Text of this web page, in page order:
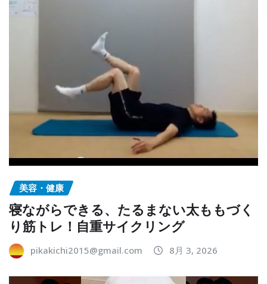
美容・健康
寝ながらできる、たるまない太ももづく
り筋トレ！自重サイクリング
pikakichi2015@gmail.com 8月 3, 2026